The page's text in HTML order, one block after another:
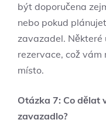
být doporučena
nebo pokud
zavazadel. Některé
rezervace, což
místo.
Otázka 7: Co dělat
zavazadlo?